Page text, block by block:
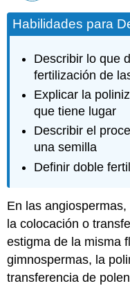
Habilidades para
Describir lo que
fertilización de
Explicar la
que tiene lugar
Describir el
una semilla
Definir doble
En las angiospermas,
la colocación o
estigma de la misma
gimnospermas, la
transferencia de